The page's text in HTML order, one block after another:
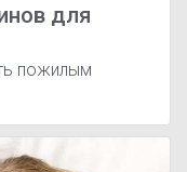
для
пожилым